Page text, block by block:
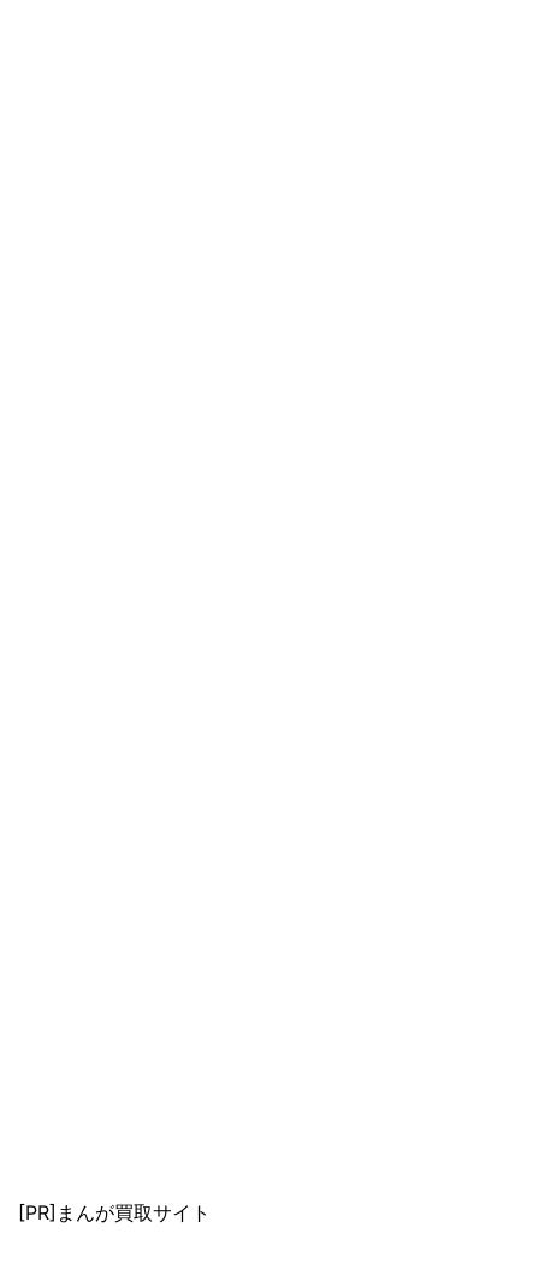
[PR]まんが買取サイト